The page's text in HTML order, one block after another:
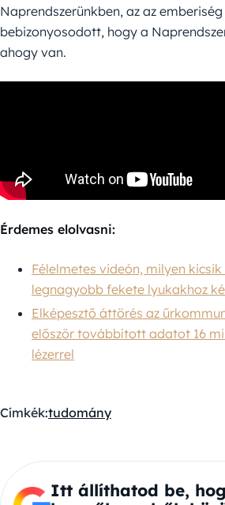
Naprendszerünkben, az az
bebizonyosodott, hogy a
ahogy van.
Érdemes elolvasni:
Félelmetes videón, milyen
legnagyobb fekete lyukakhoz
Elképesztő áttörés az
először továbbított adatot 16
lézerrel
Címkék:tudomány
Itt állíthatod be,